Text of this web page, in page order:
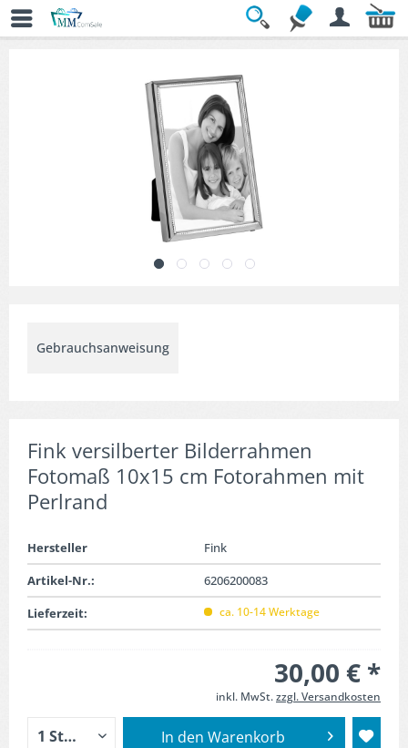
Übersicht
Gebrauchsanweisung
Fink versilberter Bilderrahmen
Fotomaß 10x15 cm Fotorahmen mit
Perlrand
Hersteller
Fink
Artikel-Nr.:
6206200083
Lieferzeit:
ca. 10-14 Werktage
30,00 € *
inkl. MwSt.zzgl. Versandkosten
In den Warenkorb